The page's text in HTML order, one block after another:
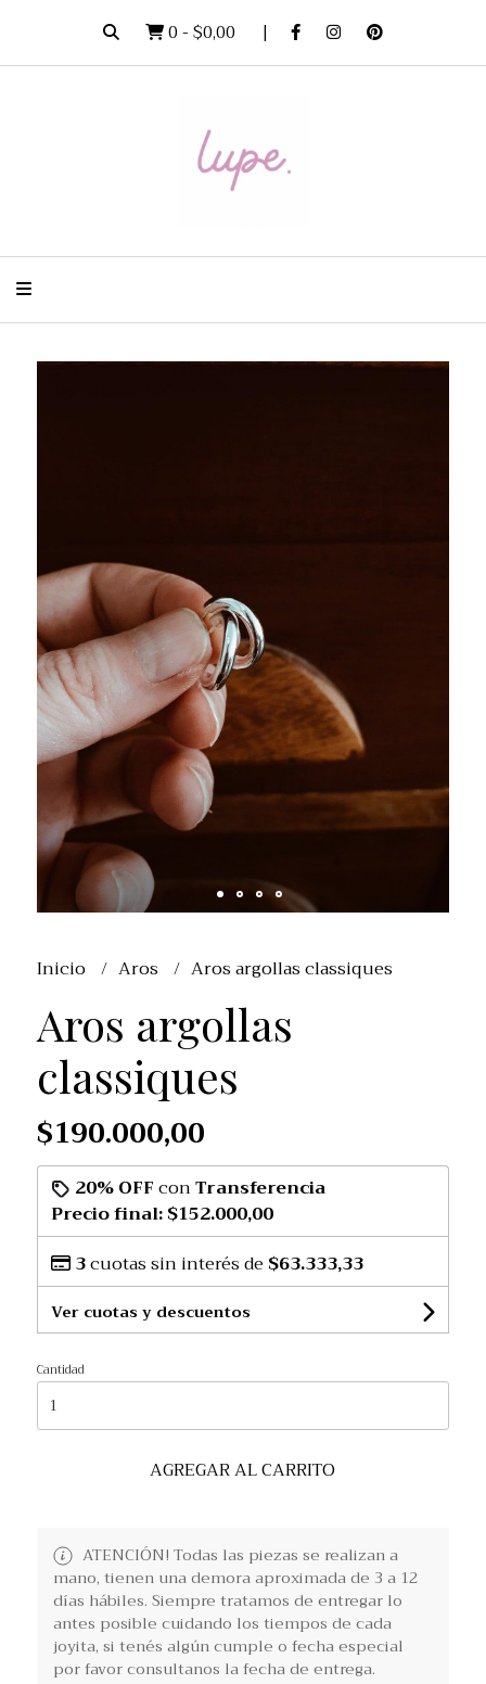
0-$0,00
Inicio Aros Aros argollas classiques
Aros argollas
classiques
$190.000,00
20% OFFconTransferencia
Precio final:$152.000,00
3cuotas sin interés de $63.333,33
Ver cuotas y descuentos
Cantidad
AGREGAR AL CARRITO
ATENCIÓN! Todas las piezas se realizan a
mano, tienen una demora aproximada de 3 a 12
días hábiles. Siempre tratamos de entregar lo
antes posible cuidando los tiempos de cada
joyita, si tenés algún cumple o fecha especial
por favor consultanos la fecha de entrega.